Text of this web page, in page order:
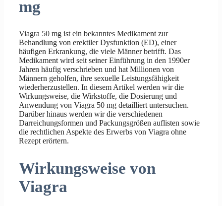
mg
Viagra 50 mg ist ein bekanntes Medikament zur
Behandlung von erektiler Dysfunktion (ED), einer
häufigen Erkrankung, die viele Männer betrifft. Das
Medikament wird seit seiner Einführung in den 1990er
Jahren häufig verschrieben und hat Millionen von
Männern geholfen, ihre sexuelle Leistungsfähigkeit
wiederherzustellen. In diesem Artikel werden wir die
Wirkungsweise, die Wirkstoffe, die Dosierung und
Anwendung von Viagra 50 mg detailliert untersuchen.
Darüber hinaus werden wir die verschiedenen
Darreichungsformen und Packungsgrößen auflisten sowie
die rechtlichen Aspekte des Erwerbs von Viagra ohne
Rezept erörtern.
Wirkungsweise von
Viagra